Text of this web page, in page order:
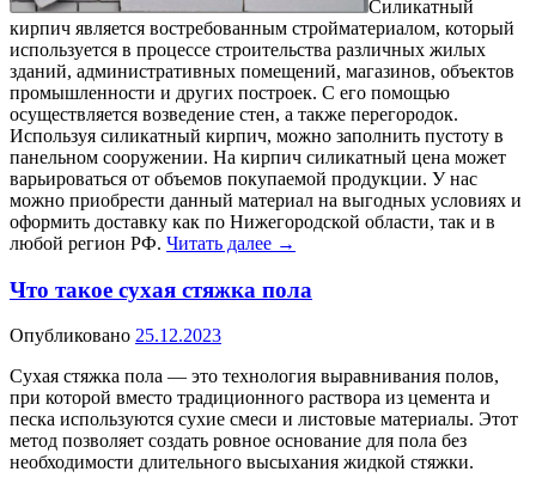
Силикатный
кирпич является востребованным стройматериалом, который
используется в процессе строительства различных жилых
зданий, административных помещений, магазинов, объектов
промышленности и других построек. С его помощью
осуществляется возведение стен, а также перегородок.
Используя силикатный кирпич, можно заполнить пустоту в
панельном сооружении. На кирпич силикатный цена может
варьироваться от объемов покупаемой продукции. У нас
можно приобрести данный материал на выгодных условиях и
оформить доставку как по Нижегородской области, так и в
любой регион РФ. Читать далее →
Что такое сухая стяжка пола
Опубликовано 25.12.2023
Сухая стяжка пола — это технология выравнивания полов,
при которой вместо традиционного раствора из цемента и
песка используются сухие смеси и листовые материалы. Этот
метод позволяет создать ровное основание для пола без
необходимости длительного высыхания жидкой стяжки.